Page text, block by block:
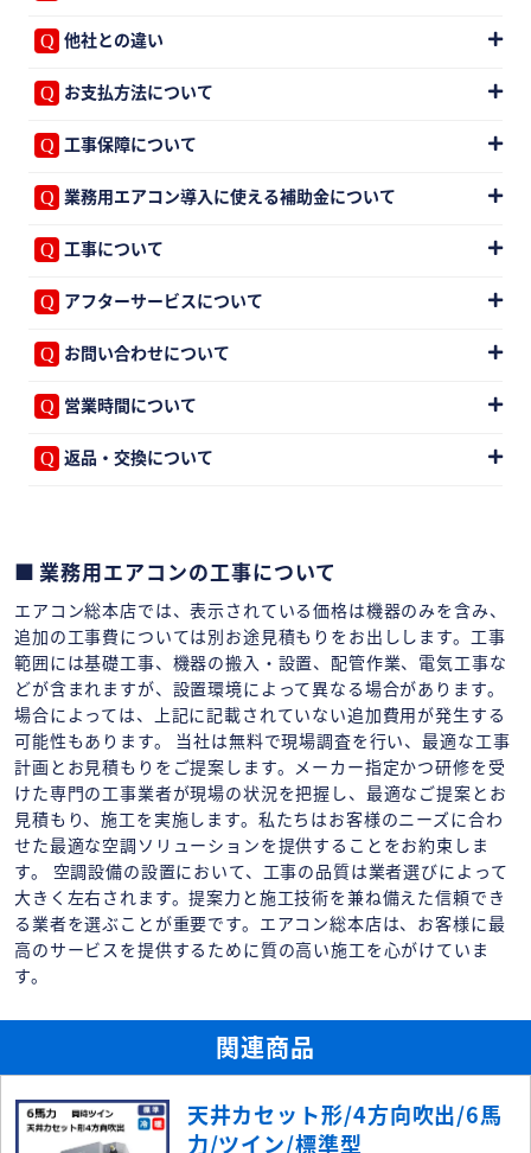
他社との違い
お支払方法について
工事保障について
業務用エアコン導入に使える補助金について
工事について
アフターサービスについて
お問い合わせについて
営業時間について
返品・交換について
業務用エアコンの工事について
エアコン総本店では、表示されている価格は機器のみを含み、
追加の工事費については別お途見積もりをお出しします。工事
範囲には基礎工事、機器の搬入・設置、配管作業、電気工事な
どが含まれますが、設置環境によって異なる場合があります。
場合によっては、上記に記載されていない追加費用が発生する
可能性もあります。 当社は無料で現場調査を行い、最適な工事
計画とお見積もりをご提案します。メーカー指定かつ研修を受
けた専門の工事業者が現場の状況を把握し、最適なご提案とお
見積もり、施工を実施します。私たちはお客様のニーズに合わ
せた最適な空調ソリューションを提供することをお約束しま
す。 空調設備の設置において、工事の品質は業者選びによって
大きく左右されます。提案力と施工技術を兼ね備えた信頼でき
る業者を選ぶことが重要です。エアコン総本店は、お客様に最
高のサービスを提供するために質の高い施工を心がけていま
す。
関連商品
天井カセット形/4方向吹出/6馬
力/ツイン/標準型